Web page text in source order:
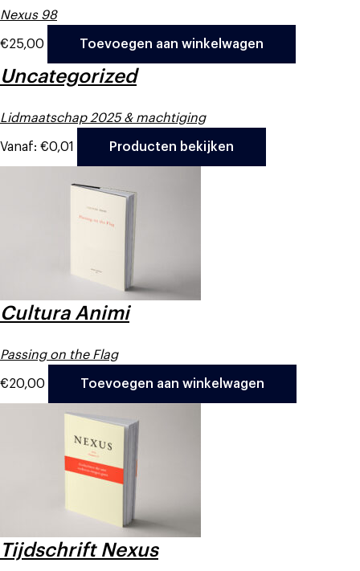
Nexus 98
€25,00 Toevoegen aan winkelwagen
Uncategorized
Lidmaatschap 2025 & machtiging
Vanaf: €0,01 Producten bekijken
Cultura Animi
Passing on the Flag
€20,00 Toevoegen aan winkelwagen
Tijdschrift Nexus